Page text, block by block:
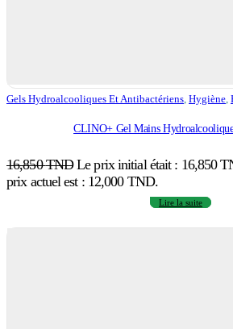
Gels Hydroalcooliques Et Antibactériens, Hygiène,
CLINO+ Gel Mains
16,850TND Le prix initial était : 16,850
prix actuel est : 12,000 TND.
Lire la suite